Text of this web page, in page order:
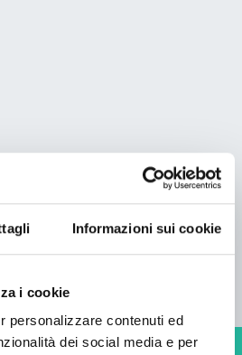
Informazioni sui cookie
i cookie
personalizzare contenuti ed
dei social media e per